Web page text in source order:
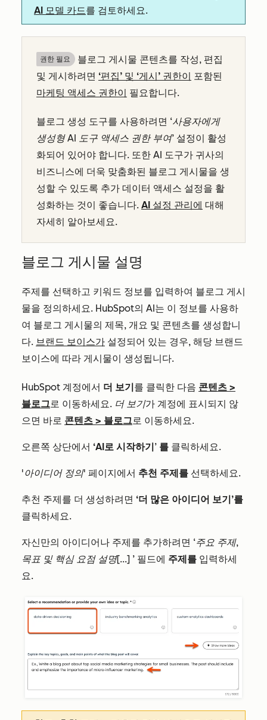
AI 모델 카드를 검토하세요.
권한 필요
블로그 게시물 콘텐츠를 작성, 편집
및 게시하려면 ‘편집’ 및 ‘게시’ 권한이 포함된
마케팅 액세스 권한이 필요합니다.
블로그 생성 도구를 사용하려면 ‘사용자에게
생성형 AI 도구 액세스 권한 부여’ 설정이 활성
화되어 있어야 합니다. 또한 AI 도구가 귀사의
비즈니스에 더욱 맞춤화된 블로그 게시물을 생
성할 수 있도록 추가 데이터 액세스 설정을 활
성화하는 것이 좋습니다. AI 설정 관리에 대해
자세히 알아보세요.
블로그 게시물 설명
주제를 선택하고 키워드 정보를 입력하여 블로그 게시
물을 정의하세요. HubSpot의 AI는 이 정보를 사용하
여 블로그 게시물의 제목, 개요 및 콘텐츠를 생성합니
다. 브랜드 보이스가 설정되어 있는 경우, 해당 브랜드
보이스에 따라 게시물이 생성됩니다.
HubSpot 계정에서 더 보기를 클릭한 다음 콘텐츠 >
블로그로 이동하세요. 더 보기가 계정에 표시되지 않
으면 바로 콘텐츠 > 블로그로 이동하세요.
오른쪽 상단에서 ‘AI로 시작하기’ 를 클릭하세요.
'아이디어 정의' 페이지에서 추천 주제를 선택하세요.
추천 주제를 더 생성하려면 ‘더 많은 아이디어 보기’를
클릭하세요.
자신만의 아이디어나 주제를 추가하려면 ‘주요 주제,
목표 및 핵심 요점 설명[...] ’ 필드에 주제를 입력하세
요.